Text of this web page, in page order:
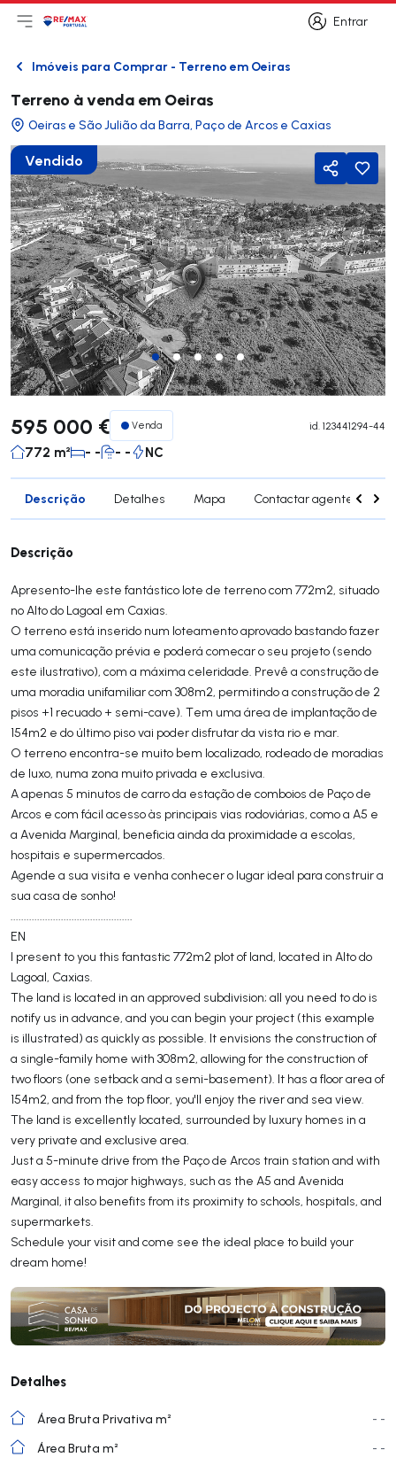
Entrar
Entrar
Abri menu principal
LogoIr para página inicial
VoltarImóveis para Comprar - Terreno em Oeiras
Terreno à venda em Oeiras
Oeiras e São Julião da Barra, Paço de Arcos e Caxias
Vendido
Partilhar
595 000 € Venda id. 123441294-44
772 m² - - - - NC
Descrição Detalhes Mapa Contactar agente
Descrição
Apresento-lhe este fantástico lote de terreno com 772m2, situado
no Alto do Lagoal em Caxias.
O terreno está inserido num loteamento aprovado bastando fazer
uma comunicação prévia e poderá comecar o seu projeto (sendo
este ilustrativo), com a máxima celeridade. Prevê a construção de
uma moradia unifamiliar com 308m2, permitindo a construção de 2
pisos +1 recuado + semi-cave). Tem uma área de implantação de
154m2 e do último piso vai poder disfrutar da vista rio e mar.
O terreno encontra-se muito bem localizado, rodeado de moradias
de luxo, numa zona muito privada e exclusiva.
A apenas 5 minutos de carro da estação de comboios de Paço de
Arcos e com fácil acesso às principais vias rodoviárias, como a A5 e
a Avenida Marginal, beneficia ainda da proximidade a escolas,
hospitais e supermercados.
Agende a sua visita e venha conhecer o lugar ideal para construir a
sua casa de sonho!
..............................................
EN
I present to you this fantastic 772m2 plot of land, located in Alto do
Lagoal, Caxias.
The land is located in an approved subdivision; all you need to do is
notify us in advance, and you can begin your project (this example
is illustrated) as quickly as possible. It envisions the construction of
a single-family home with 308m2, allowing for the construction of
two floors (one setback and a semi-basement). It has a floor area of
154m2, and from the top floor, you'll enjoy the river and sea view.
The land is excellently located, surrounded by luxury homes in a
very private and exclusive area.
Just a 5-minute drive from the Paço de Arcos train station and with
easy access to major highways, such as the A5 and Avenida
Marginal, it also benefits from its proximity to schools, hospitals, and
supermarkets.
Schedule your visit and come see the ideal place to build your
dream home!
Detalhes
Área Bruta Privativa m²
- -
Área Bruta m²
- -